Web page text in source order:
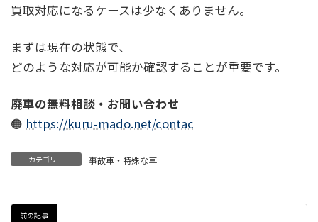
買取対応になるケースは少なくありません。
まずは現在の状態で、
どのような対応が可能か確認することが重要です。
廃車の無料相談・お問い合わせ
🟠 https://kuru-mado.net/contac
カテゴリー 事故車・特殊な車
前の記事